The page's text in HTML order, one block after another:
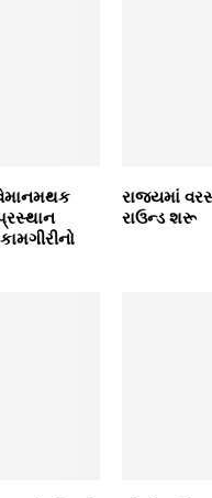
રાજ્યમાં
રાઉન્ડ શરૂ